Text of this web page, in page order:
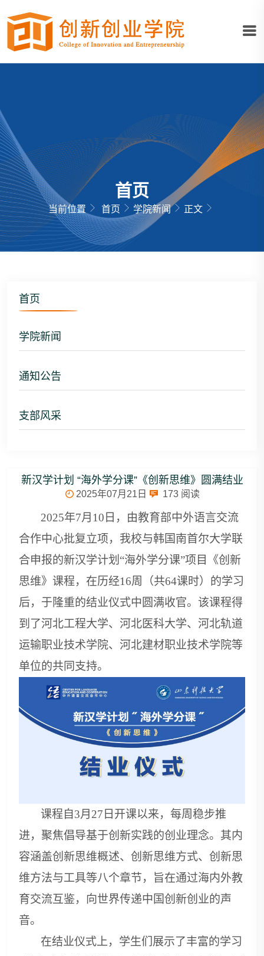
首页
当前位置 首页 学院新闻 正文
首页
学院新闻
通知公告
支部风采
新汉学计划 “海外学分课”《创新思维》圆满结业
2025年07月21日 173阅读
2025年7月10日，由教育部中外语言交流
合作中心批复立项，我校与韩国南首尔大学联
合申报的新汉学计划“海外学分课”项目《创新
思维》课程，在历经16周（共64课时）的学习
后，于隆重的结业仪式中圆满收官。该课程得
到了河北工程大学、河北医科大学、河北轨道
运输职业技术学院、河北建材职业技术学院等
单位的共同支持。
课程自3月27日开课以来，每周稳步推
进，聚焦倡导基于创新实践的创业理念。其内
容涵盖创新思维概述、创新思维方式、创新思
维方法与工具等八个章节，旨在通过海内外教
育交流互鉴，向世界传递中国创新创业的声
音。
在结业仪式上，学生们展示了丰富的学习